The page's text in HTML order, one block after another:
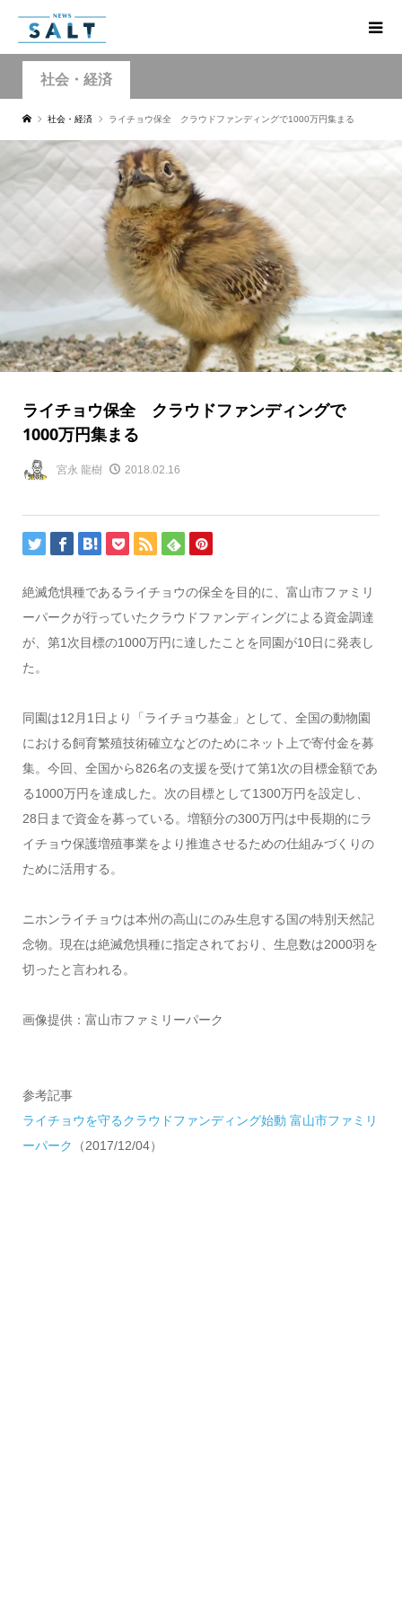
社会・経済
社会・経済 ライチョウ保全 クラウドファンディングで1000万円集まる
ライチョウ保全 クラウドファンディングで
1000万円集まる
宮永 龍樹 2018.02.16
絶滅危惧種であるライチョウの保全を目的に、富山市ファミリ
ーパークが行っていたクラウドファンディングによる資金調達
が、第1次目標の1000万円に達したことを同園が10日に発表し
た。
同園は12月1日より「ライチョウ基金」として、全国の動物園
における飼育繁殖技術確立などのためにネット上で寄付金を募
集。今回、全国から826名の支援を受けて第1次の目標金額であ
る1000万円を達成した。次の目標として1300万円を設定し、
28日まで資金を募っている。増額分の300万円は中長期的にラ
イチョウ保護増殖事業をより推進させるための仕組みづくりの
ために活用する。
ニホンライチョウは本州の高山にのみ生息する国の特別天然記
念物。現在は絶滅危惧種に指定されており、生息数は2000羽を
切ったと言われる。
画像提供：富山市ファミリーパーク
参考記事
ライチョウを守るクラウドファンディング始動 富山市ファミリ
ーパーク
（2017/12/04）